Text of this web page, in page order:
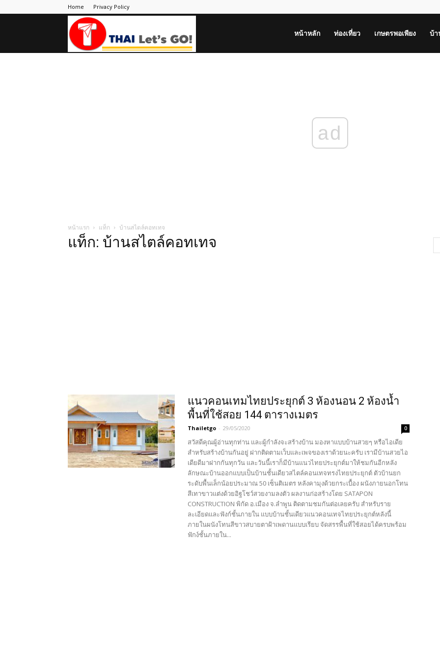
Home Privacy Policy
หน้าหลัก ท่องเที่ยว เกษตรพอเพียง บ้
ad
หน้าแรก แท็ก บ้านสไตล์คอทเทจ
แท็ก: บ้านสไตล์คอทเทจ
แนวคอนเทมไทยประยุกต์ 3 ห้องนอน 2 ห้องน้ำ
พื้นที่ใช้สอย 144 ตารางเมตร
Thailetgo - 29/05/2020 0
สวัสดีคุณผู้อ่านทุกท่าน และผู้กำลังจะสร้างบ้าน มองหาแบบบ้านสวยๆ หรือไอเดีย
สำหรับสร้างบ้านกันอยู่ ฝากติดตามเว็บและเพจของเราด้วยนะครับ เรามีบ้านสวยไอ
เดียดีมาฝากกันทุกวัน และวันนี้เราก็มีบ้านแนวไทยประยุกต์มาให้ชมกันอีกหลัง
ลักษณะบ้านออกแบบเป็นบ้านชั้นเดียวสไตล์คอนเทจทรงไทยประยุกต์ ตัวบ้านยก
ระดับพื้นเล็กน้อยประมาณ 50 เซ็นติเมตร หลังคามุงด้วยกระเบื้อง ผนังภายนอกโทน
สีเทาขาวแต่งด้วยอิฐโชว์สวยงามลงตัว ผลงานก่อสร้างโดย SATAPON
CONSTRUCTION พิกัด อ.เมือง จ.ลำพูน ติดตามชมกันต่อเลยครับ สำหรับราย
ละเอียดและฟังก์ชั้นภายใน แบบบ้านชั้นเดียวแนวคอนเทจไทยประยุกต์หลังนี้
ภายในผนังโทนสีขาวสบายตาฝ้าเพดานแบบเรียบ จัดสรรพื้นที่ใช้สอยได้ครบพร้อม
ฟักง์ชั้นภายใน...